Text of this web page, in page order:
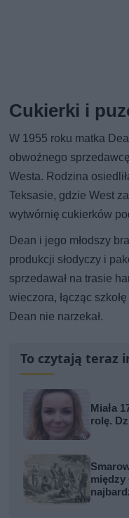
Cukierki i
W 1955 roku matka
obwoźnego
Westa. Rodzina
Teksasie, gdzie West
wytwórnię cukierków
Dean i jego młodszy
produkcji słodyczy i
sprzedawał na trasie
wieczora, łącząc
Dean nie narzekał.
To czytają teraz
Miała
rolę.
między